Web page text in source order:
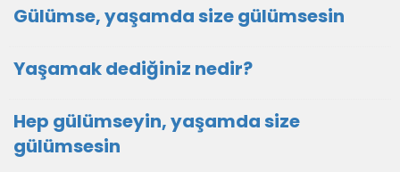
Gülümse, yaşamda size gülümsesin
Yaşamak dediğiniz nedir?
Hep gülümseyin, yaşamda size
gülümsesin